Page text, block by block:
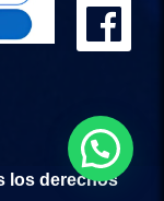
los derechos